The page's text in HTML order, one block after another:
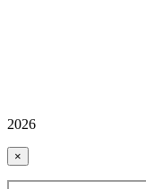
2026
×